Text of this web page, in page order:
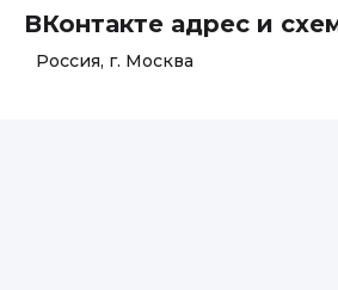
ВКонтакте адрес и
Россия, г. Москва